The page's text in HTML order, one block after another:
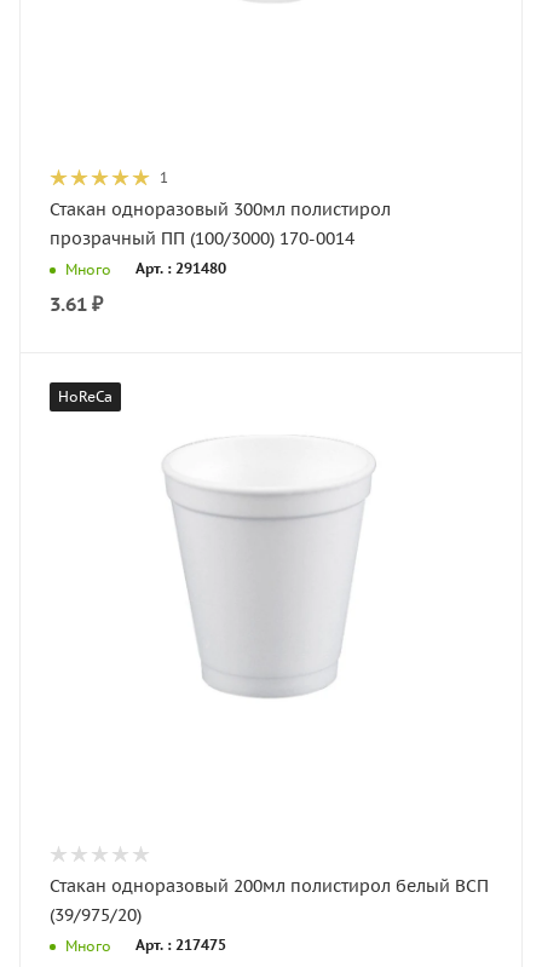
1
Стакан одноразовый 300мл полистирол
прозрачный ПП (100/3000) 170-0014
Много Арт. : 291480
3.61 ₽
HoReCa
Стакан одноразовый 200мл полистирол белый ВСП
(39/975/20)
Много Арт. : 217475